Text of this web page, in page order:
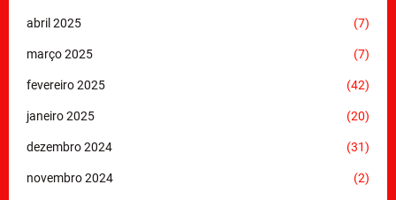
abril 2025 (7)
março 2025 (7)
fevereiro 2025 (42)
janeiro 2025 (20)
dezembro 2024 (31)
novembro 2024 (2)